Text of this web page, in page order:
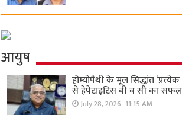
आयुष
होम्योपैथी के मूल सिद्धांत
से हेपेटाइटिस बी व सी का
July 28, 2026- 11:15 AM